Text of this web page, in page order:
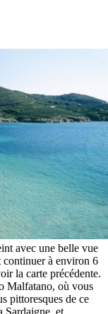
avec une belle vue
continuer à environ 6
la carte précédente.
Malfatano, où vous
pittoresques de ce